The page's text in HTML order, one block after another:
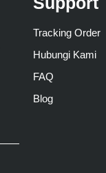
Tracking Order
Hubungi Kami
FAQ
Blog